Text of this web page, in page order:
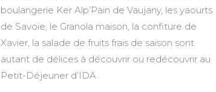
boulangerie Ker Alp’Pain de Vaujany, les yaourts
de Savoie, le Granola maison, la confiture de
Xavier, la salade de fruits frais de saison sont
autant de délices à découvrir ou redécouvrir au
Petit-Déjeuner d’IDA.